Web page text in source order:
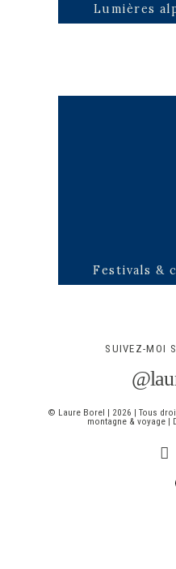
Festivals &
Lumières
SUIVEZ-MOI
© Laure Borel | 2026 | Tous
montagne & voyage |